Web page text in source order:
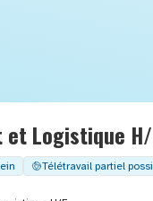
et Logistique
Télétravail partiel